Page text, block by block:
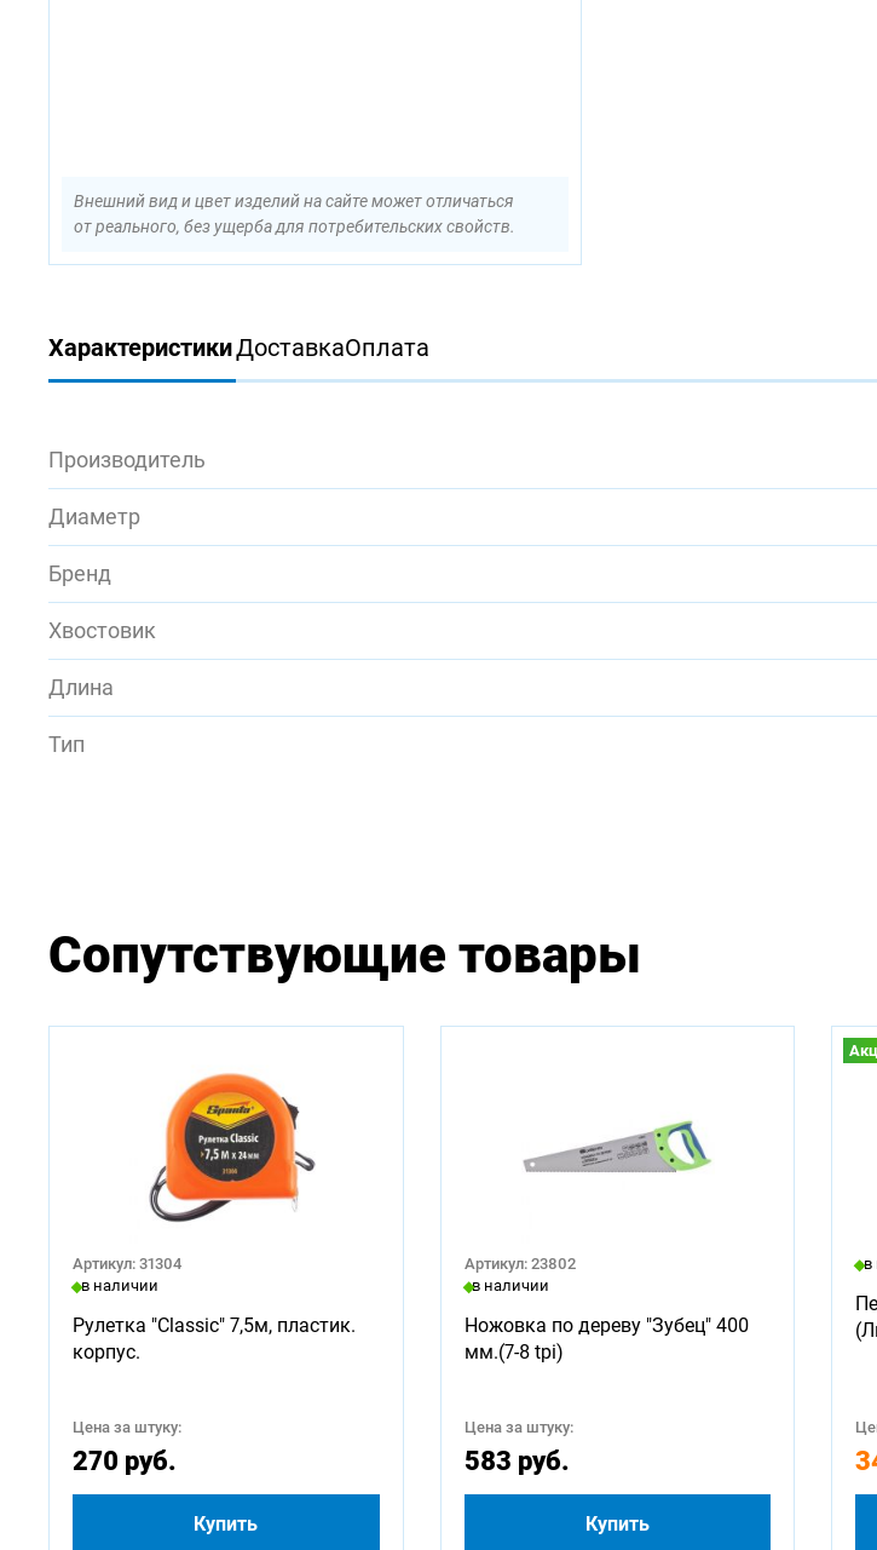
Внешний вид и цвет изделий на сайте может отличаться
от реального, без ущерба для потребительских свойств.
ХарактеристикиДоставкаОплата
Производитель
Диаметр
Бренд
Хвостовик
Длина
Тип
Сопутствующие товары
Артикул: 31304
в наличии
Рулетка "Classic" 7,5м, пластик.
корпус.
Цена за штуку:
270 руб.
Купить
Артикул: 23802
в наличии
Ножовка по дереву "Зубец" 400
мм.(7-8 tpi)
Цена за штуку:
583 руб.
Купить
в